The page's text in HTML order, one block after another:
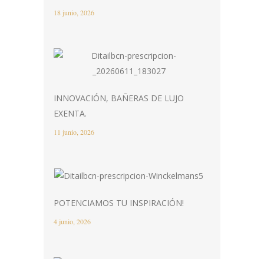
18 junio, 2026
INNOVACIÓN, BAÑERAS DE LUJO
EXENTA.
11 junio, 2026
POTENCIAMOS TU INSPIRACIÓN!
4 junio, 2026